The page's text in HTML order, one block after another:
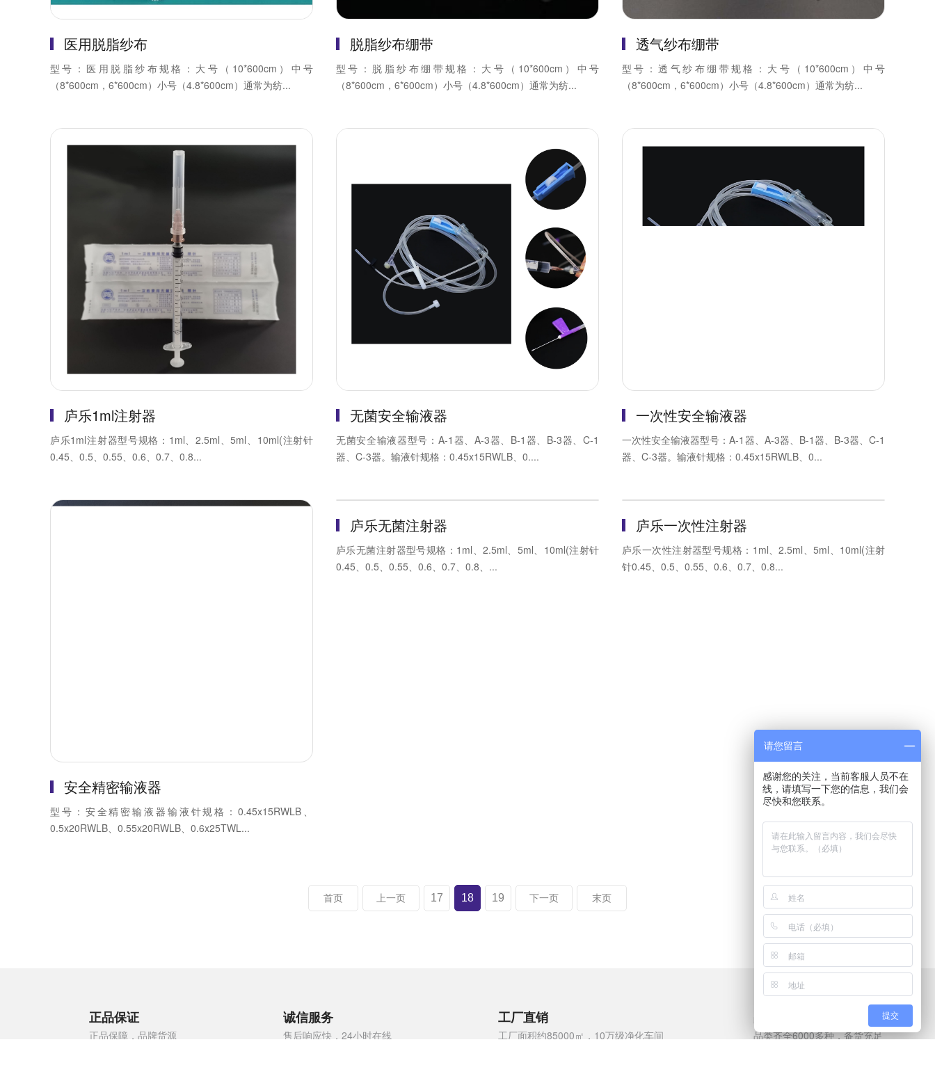
医用脱脂纱布
型号：医用脱脂纱布规格：大号（10*600cm）中号
（8*600cm，6*600cm）小号（4.8*600cm）通常为纺...
脱脂纱布绷带
型号：脱脂纱布绷带规格：大号（10*600cm）中号
（8*600cm，6*600cm）小号（4.8*600cm）通常为纺...
透气纱布绷带
型号：透气纱布绷带规格：大号（10*600cm）中号
（8*600cm，6*600cm）小号（4.8*600cm）通常为纺...
庐乐1ml注射器
庐乐1ml注射器型号规格：1ml、2.5ml、5ml、10ml(注射针
0.45、0.5、0.55、0.6、0.7、0.8...
无菌安全输液器
无菌安全输液器型号：A-1器、A-3器、B-1器、B-3器、C-1
器、C-3器。输液针规格：0.45x15RWLB、0....
一次性安全输液器
一次性安全输液器型号：A-1器、A-3器、B-1器、B-3器、C-1
器、C-3器。输液针规格：0.45x15RWLB、0...
安全精密输液器
型号：安全精密输液器输液针规格：0.45x15RWLB、
0.5x20RWLB、0.55x20RWLB、0.6x25TWL...
庐乐无菌注射器
庐乐无菌注射器型号规格：1ml、2.5ml、5ml、10ml(注射针
0.45、0.5、0.55、0.6、0.7、0.8、...
庐乐一次性注射器
庐乐一次性注射器型号规格：1ml、2.5ml、5ml、10ml(注射
针0.45、0.5、0.55、0.6、0.7、0.8...
首页 上一页 17 18 19 下一页 末页
正品保证
正品保障，品牌货源
诚信服务
售后响应快，24小时在线
工厂直销
工厂面积约85000㎡，10万级净化车间 品类齐全6000多种，备货充足
请您留言
感谢您的关注，当前客服人员不在
线，请填写一下您的信息，我们会
尽快和您联系。
提交